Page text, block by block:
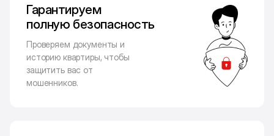
Гарантируем
полную безопасность
Проверяем документы и
историю квартиры, чтобы
защитить вас от
мошенников.